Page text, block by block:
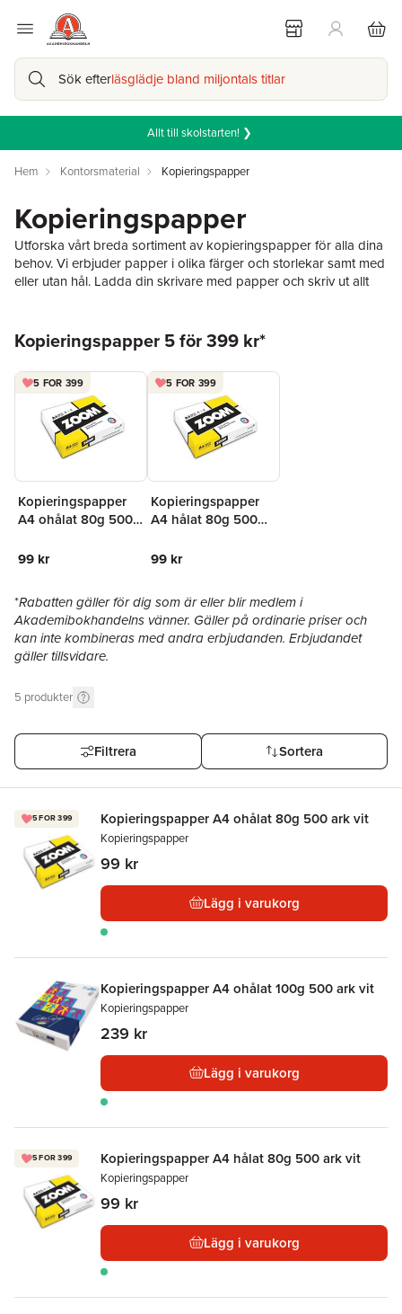
Sök efterläsglädje bland miljontals titlar
Allt till skolstarten! ❯
Hem Kontorsmaterial Kopieringspapper
Kopieringspapper
Utforska vårt breda sortiment av kopieringspapper för alla dina
behov. Vi erbjuder papper i olika färger och storlekar samt med
eller utan hål. Ladda din skrivare med papper och skriv ut allt
Kopieringspapper 5 för 399 kr*
5 FOR 399
Kopieringspapper
A4 ohålat 80g 500
99 kr
5 FOR 399
Kopieringspapper
A4 hålat 80g 500
99 kr
*Rabatten gäller för dig som är eller blir medlem i
Akademibokhandelns vänner. Gäller på ordinarie priser och
kan inte kombineras med andra erbjudanden. Erbjudandet
gäller tillsvidare.
5 produkter
Filtrera Sortera
5 FOR 399 Kopieringspapper A4 ohålat 80g 500 ark vit
Kopieringspapper
99 kr
Lägg i varukorg
Kopieringspapper A4 ohålat 100g 500 ark vit
Kopieringspapper
239 kr
Lägg i varukorg
5 FOR 399 Kopieringspapper A4 hålat 80g 500 ark vit
Kopieringspapper
99 kr
Lägg i varukorg